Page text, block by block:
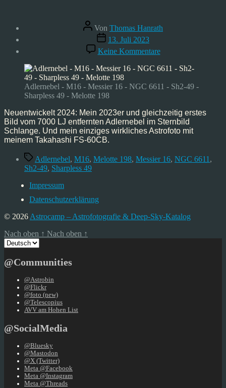
Beitragsautor
Von Thomas Hanrath
Veröffentlichungsdatum
13. Juli 2023
Keine Kommentarezu
Astrofoto:
Adlernebel
Messier
07/23
Adlernebel - M16 - Messier 16 - NGC 6611 - Sh2-49 -
Sharpless 49 - Melotte 198
Neuentwickelt 2024: Mein 2023er und gleichzeitig erstes
Bild vom 7000 LJ entfernten Adlernebel im Sternbild
Schlange. Und mein einziges wirkliches Astrofoto mit
meinem Takahashi FS-60CB.
Schlagwörter
Adlernebel, M16, Melotte 198, Messier 16, NGC 6611 ,
Sh2-49, Sharpless 49
Impressum
Datenschutzerklärung
© 2026 Astrocamp – Astrofotografie & Deep-Sky-Katalog
Nach oben ↑ Nach oben ↑
Sprache
auswählen
@Communities
@Astrobin
@Flickr
@foto (new)
@Telescopius
AVV am Hohen List
@SocialMedia
@Bluesky
@Mastodon
@X (Twitter)
Meta @Facebook
Meta @Instagram
Meta @Threads